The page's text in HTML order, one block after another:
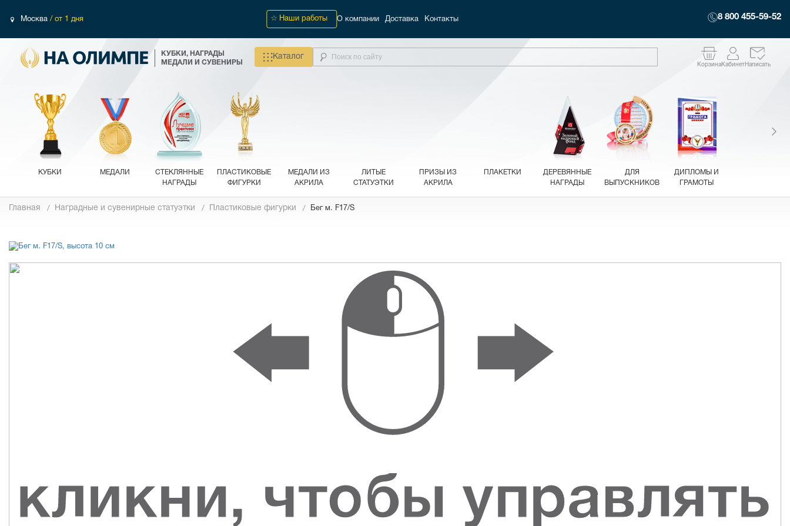
Москва / от 1 дня Наши работы О компании Доставка Контакты 8 800 455-59-52
КУБКИ, НАГРАДЫ
МЕДАЛИ И СУВЕНИРЫ
Каталог
КорзинаКабинетНаписать
КУБКИ МЕДАЛИ
СТЕКЛЯННЫЕ
НАГРАДЫ
ПЛАСТИКОВЫЕ
ФИГУРКИ
МЕДАЛИ ИЗ
АКРИЛА
ЛИТЫЕ
СТАТУЭТКИ
ПРИЗЫ ИЗ
АКРИЛА
ПЛАКЕТКИ
ДЕРЕВЯННЫЕ
НАГРАДЫ
ДЛЯ
ВЫПУСКНИКОВ
ДИПЛОМЫ И
ГРАМОТЫ
Главная Наградные и сувенирные статуэтки Пластиковые фигурки Бег м. F17/S